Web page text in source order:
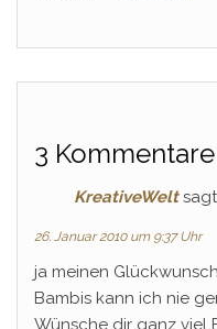
3 Kommentare
KreativeWelt
26. Januar 2010 um 9:37 Uhr
ja meinen
Bambis kann ich nie
Wünsche dir ganz viel